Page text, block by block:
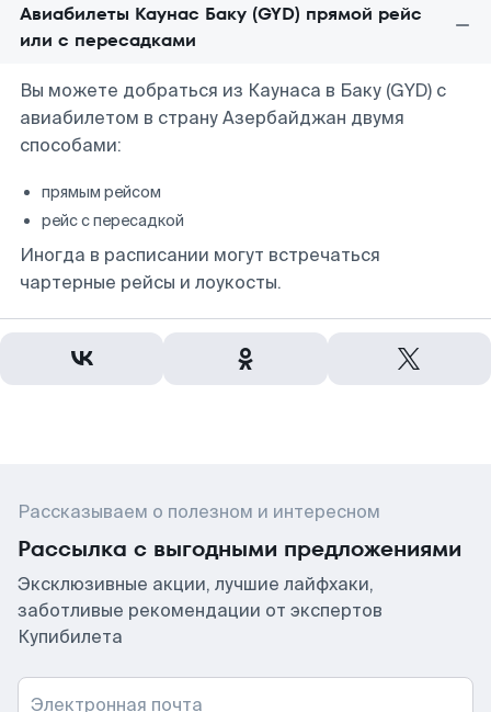
Авиабилеты Каунас Баку (GYD) прямой рейс
или с пересадками
Вы можете добраться из Каунаса в Баку (GYD) с
авиабилетом в страну Азербайджан двумя
способами:
прямым рейсом
рейс с пересадкой
Иногда в расписании могут встречаться
чартерные рейсы и лоукосты.
Рассказываем о полезном и интересном
Рассылка с выгодными предложениями
Эксклюзивные акции, лучшие лайфхаки,
заботливые рекомендации от экспертов
Купибилета
Электронная почта